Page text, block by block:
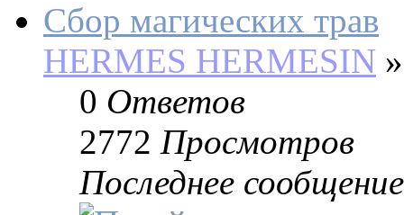
Сбор магических трав
HERMES HERMESIN »
0 Ответов
2772 Просмотров
Последнее сообщение